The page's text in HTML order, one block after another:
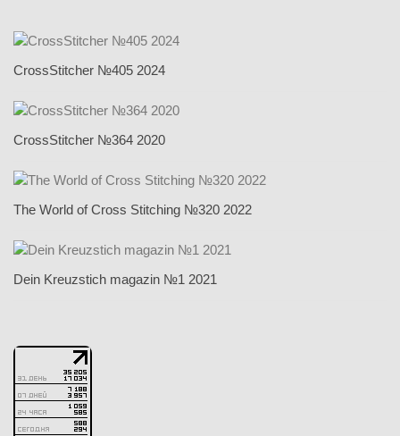
CrossStitcher №405 2024
CrossStitcher №364 2020
The World of Cross Stitching №320 2022
Dein Kreuzstich magazin №1 2021